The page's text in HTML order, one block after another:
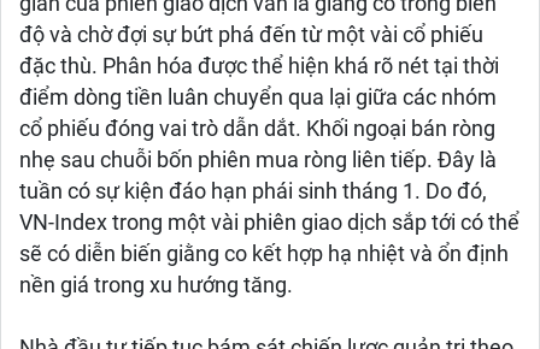
độ và chờ đợi sự bứt phá đến từ một vài cổ phiếu
đặc thù. Phân hóa được thể hiện khá rõ nét tại thời
điểm dòng tiền luân chuyển qua lại giữa các nhóm
cổ phiếu đóng vai trò dẫn dắt. Khối ngoại bán ròng
nhẹ sau chuỗi bốn phiên mua ròng liên tiếp. Đây là
tuần có sự kiện đáo hạn phái sinh tháng 1. Do đó,
VN-Index trong một vài phiên giao dịch sắp tới có thể
sẽ có diễn biến giằng co kết hợp hạ nhiệt và ổn định
nền giá trong xu hướng tăng.